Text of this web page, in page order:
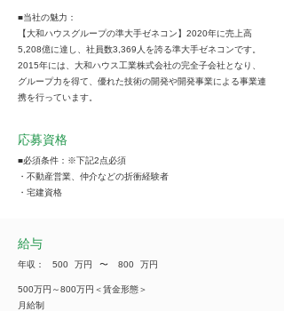
■当社の魅力：
【大和ハウスグループの準大手ゼネコン】2020年に売上高
5,208億に達し、社員数3,369人を誇る準大手ゼネコンです。
2015年には、大和ハウス工業株式会社の完全子会社となり、
グループ力を得て、優れた技術の開発や開発事業による事業連
携を行っています。
応募資格
■必須条件：※下記2点必須
・不動産営業、仲介などの折衝経験者
・宅建資格
給与
年収： 500 万円 ​〜 800 万円
500万円～800万円＜賃金形態＞
月給制